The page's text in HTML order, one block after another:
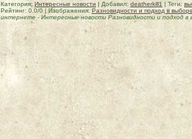
Категория: Интересные новости | Добавил: deatherkill1 | Теги:
Рейтинг: 0.0/0 | Изображения: Разновидности и подход в
интернете - Интересные новости Разновидности и подход в